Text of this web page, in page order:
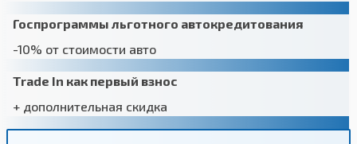
Госпрограммы льготного автокредитования
-10% от стоимости авто
Trade In как первый взнос
+ дополнительная скидка